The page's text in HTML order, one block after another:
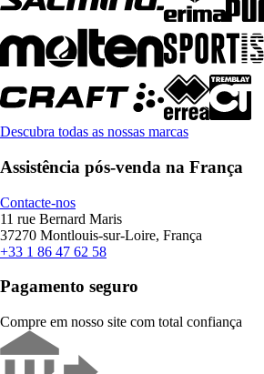
Descubra todas as nossas marcas
Assistência pós-venda na França
Contacte-nos
11 rue Bernard Maris
37270 Montlouis-sur-Loire, França
+33 1 86 47 62 58
Pagamento seguro
Compre em nosso site com total confiança